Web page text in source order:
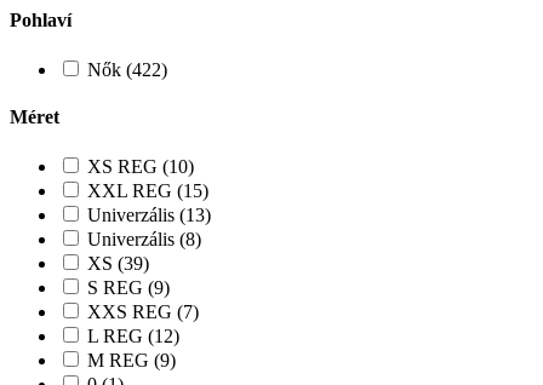
Pohlaví
Nők (422)
Méret
XS REG (10)
XXL REG (15)
Univerzális (13)
Univerzális (8)
XS (39)
S REG (9)
XXS REG (7)
L REG (12)
M REG (9)